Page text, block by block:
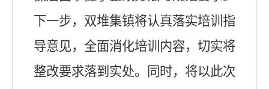
下一步，双堆集镇将认真落实培训指
导意见，全面消化培训内容，切实将
整改要求落到实处。同时，将以此次